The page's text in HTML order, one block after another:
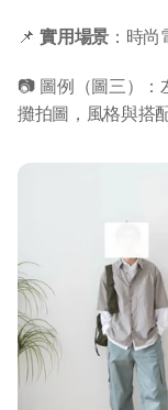
📌 實用場景 ：時
📷 圖例（圖三）：
攤拍圖，風格與搭